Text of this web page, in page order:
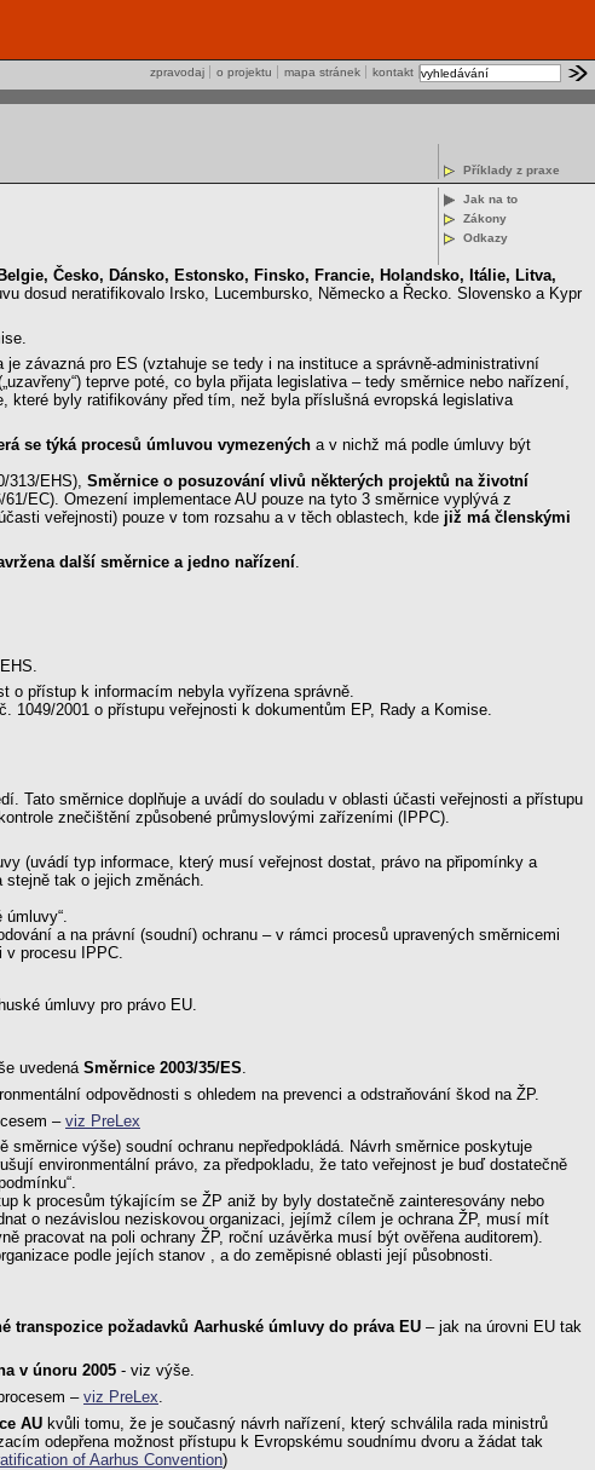
kontakt
mapa stránek
o projektu
zpravodaj
Příklady z praxe
Jak na to
Zákony
Odkazy
Belgie, Česko, Dánsko, Estonsko, Finsko, Francie, Holandsko, Itálie, Litva,
dosud neratifikovalo Irsko, Lucembursko, Německo a Řecko. Slovensko a Kypr
závazná pro ES (vztahuje se tedy i na instituce a správně-administrativní
teprve poté, co byla přijata legislativa – tedy směrnice nebo nařízení,
které byly ratifikovány před tím, než byla příslušná evropská legislativa
se týká procesů úmluvou vymezených a v nichž má podle úmluvy být
313/EHS), Směrnice o posuzování vlivů některých projektů na životní
61/EC). Omezení implementace AU pouze na tyto 3 směrnice vyplývá z
veřejnosti) pouze v tom rozsahu a v těch oblastech, kde již má členskými
další směrnice a jedno nařízení
o přístup k informacím nebyla vyřízena správně.
2001 o přístupu veřejnosti k dokumentům EP, Rady a Komise.
Tato směrnice doplňuje a uvádí do souladu v oblasti účasti veřejnosti a přístupu
znečištění způsobené průmyslovými zařízeními (IPPC).
(uvádí typ informace, který musí veřejnost dostat, právo na připomínky a
tak o jejich změnách.
a na právní (soudní) ochranu – v rámci procesů upravených směrnicemi
procesu IPPC.
úmluvy pro právo EU.
uvedená Směrnice 2003/35/ES.
odpovědnosti s ohledem na prevenci a odstraňování škod na ŽP.
– viz PreLex
výše) soudní ochranu nepředpokládá. Návrh směrnice poskytuje
environmentální právo, za předpokladu, že tato veřejnost je buď dostatečně
k procesům týkajícím se ŽP aniž by byly dostatečně zainteresovány nebo
o nezávislou neziskovou organizaci, jejímž cílem je ochrana ŽP, musí mít
pracovat na poli ochrany ŽP, roční uzávěrka musí být ověřena auditorem).
podle jejích stanov , a do zeměpisné oblasti její působnosti.
požadavků Aarhuské úmluvy do práva EU – jak na úrovni EU tak
v únoru 2005 - viz výše.
– viz PreLex.
AU kvůli tomu, že je současný návrh nařízení, který schválila rada ministrů
odepřena možnost přístupu k Evropskému soudnímu dvoru a žádat tak
of Aarhus Convention)